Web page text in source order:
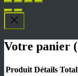
Votre panier
Produit Détails Total